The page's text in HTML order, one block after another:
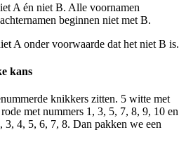
A én niet B. Alle voornamen
beginnen niet met B.
A onder voorwaarde dat het niet B is.
kans
knikkers zitten. 5 witte met
met nummers 1, 3, 5, 7, 8, 9, 10 en
3, 4, 5, 6, 7, 8. Dan pakken we een